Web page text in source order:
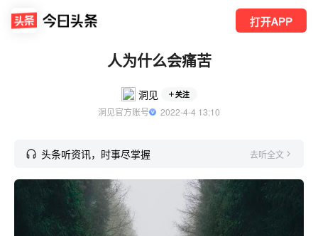
打开APP
人为什么会痛苦
洞见 关注
洞见官方账号
  2022-4-4 13:10
头条听资讯，时事尽掌握 去听全文